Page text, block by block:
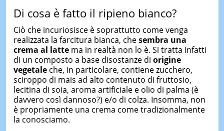
Di cosa è fatto il ripieno bianco?
Ciò che incuriosisce è soprattutto come venga
realizzata la farcitura bianca, chesembra una
crema al lattema in realtà non lo è. Si tratta infatti
di un composto a base disostanze di origine
vegetaleche, in particolare, contiene zucchero,
sciroppo di mais ad alto contenuto di fruttosio,
lecitina di soia, aroma artificiale e olio di palma (è
davvero così dannoso?) e/o di colza. Insomma, non
è propriamente una crema come tradizionalmente
la conosciamo.